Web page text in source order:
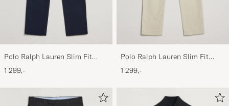
Polo Ralph Lauren Slim Fit
Stretch Chinos Aviator Navy
1 299,-
Polo Ralph Lauren Slim Fit
Stretch Chinos Beige
1 299,-